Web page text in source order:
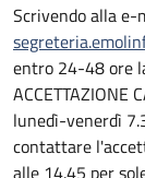
Per ottimizzare
visollecitiamo a
indirizzi
Sarete
Scrivendo alla e-
entro 24-48 ore
ACCETTAZIONE
lunedì-venerdì
contattare
alle 14.45 per